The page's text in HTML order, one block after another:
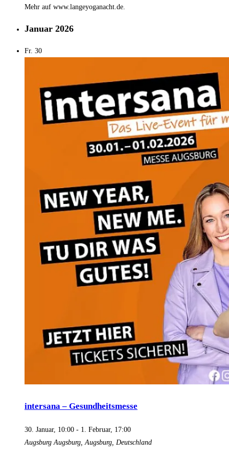
Mehr auf www.langeyoganacht.de.
Januar 2026
Fr. 30
intersana – Gesundheitsmesse
30. Januar, 10:00 - 1. Februar, 17:00
AugsburgAugsburg, Augsburg, Deutschland